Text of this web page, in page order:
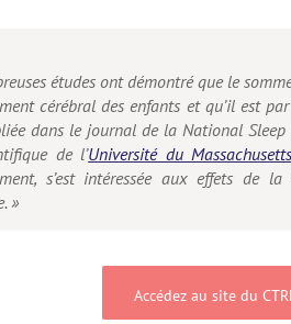
études ont démontré que le
cérébral des enfants et qu’il est
dans le journal de la National Sleep
de l’Université du Massachusetts
s’est intéressée aux effets de
»
Accédez au site du